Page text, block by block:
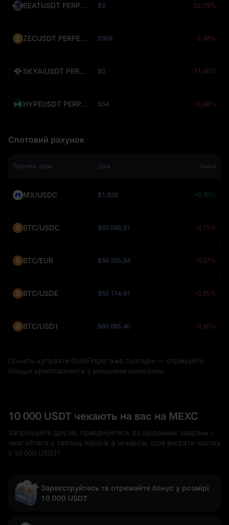
BEATUSDT PERPETUAL (BEAT) $2 -22,19%
ZECUSDT PERPETUAL (ZEC) $509 -2,48%
SKYAIUSDT PERPETUAL (SKYAI) $0 -11,00%
HYPEUSDT PERPETUAL (HYPE) $54 -0,98%
Спотовий рахунок
Торгова пара Ціна Зміна
MX/USDC $1,628 +0,30%
BTC/USDC $65 088,01 -0,15%
BTC/EUR $56 355,64 -0,07%
BTC/USDE $65 114,91 -0,25%
BTC/USD1 $65 065,40 -0,20%
Почніть купувати GoldFinger вже сьогодні — отримуйте
більше криптовалюти з меншими комісіями.
10 000 USDT чекають на вас на MEXC
Запрошуйте друзів, приєднуйтесь до щоденних завдань і
змагайтеся у таблиці лідерів ф'ючерсів, щоб виграти частку
з 10 000 USDT!
Зареєструйтесь та отримайте бонус у розмірі
10 000 USDT